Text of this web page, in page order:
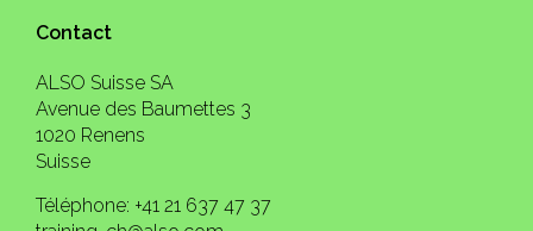
Contact
ALSO Suisse SA
Avenue des Baumettes 3
1020 Renens
Suisse
Téléphone: +41 21 637 47 37